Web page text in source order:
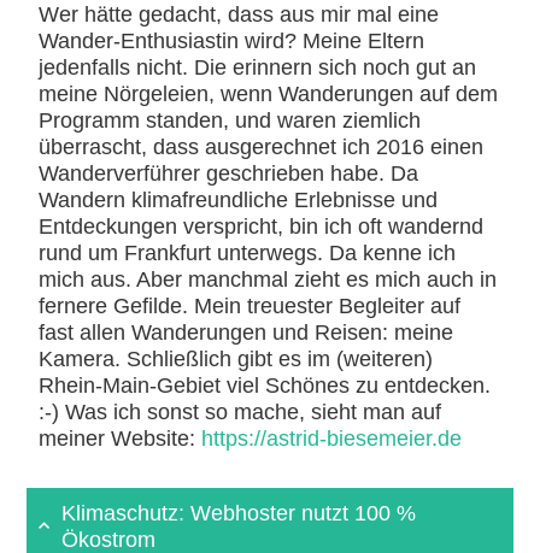
Wer hätte gedacht, dass aus mir mal eine
Wander-Enthusiastin wird? Meine Eltern
jedenfalls nicht. Die erinnern sich noch gut an
meine Nörgeleien, wenn Wanderungen auf dem
Programm standen, und waren ziemlich
überrascht, dass ausgerechnet ich 2016 einen
Wanderverführer geschrieben habe. Da
Wandern klimafreundliche Erlebnisse und
Entdeckungen verspricht, bin ich oft wandernd
rund um Frankfurt unterwegs. Da kenne ich
mich aus. Aber manchmal zieht es mich auch in
fernere Gefilde. Mein treuester Begleiter auf
fast allen Wanderungen und Reisen: meine
Kamera. Schließlich gibt es im (weiteren)
Rhein-Main-Gebiet viel Schönes zu entdecken.
:-) Was ich sonst so mache, sieht man auf
meiner Website: https://astrid-biesemeier.de
Klimaschutz: Webhoster nutzt 100 %
Ökostrom